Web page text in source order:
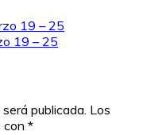
19 – 25
19 – 25
publicada. Los
con *